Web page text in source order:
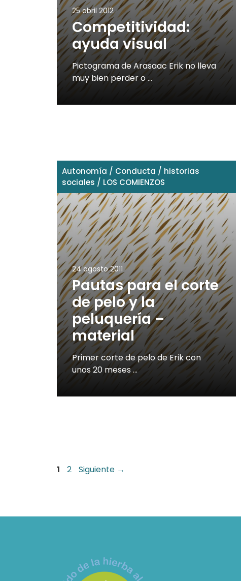
25 abril 2012
Competitividad:
ayuda visual
Pictograma de Arasaac Erik no lleva
muy bien perder o …
Autonomía / Conducta / historias
sociales / LOS COMIENZOS
24 agosto 2011
Pautas para el corte
de pelo y la
peluquería –
material
Primer corte de pelo de Erik con
unos 20 meses …
Página
1 Página
2 Siguiente →